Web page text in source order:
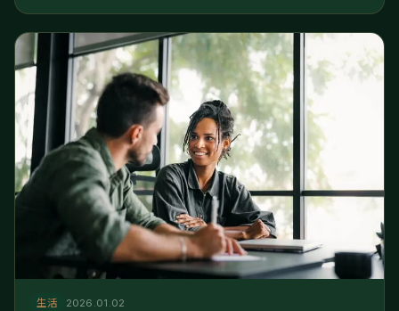
「好好吵架」不是要妳贏，而是要讓這段關係「活下去」。要
在爭執中不傷感情，關鍵在於「情緒降維」。當人處於憤怒狀
態時，大腦的杏仁核（情
生活 2026.01.02